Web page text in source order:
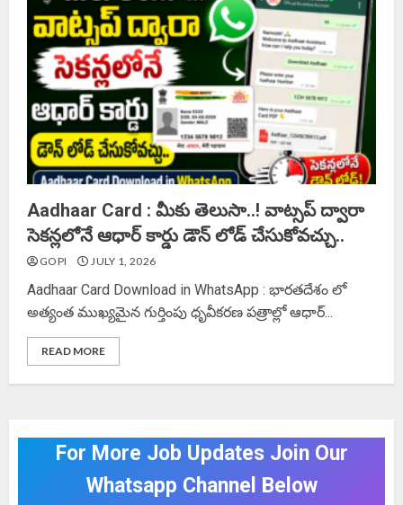
Aadhaar Card : మీకు తెలుసా..! వాట్సప్‌ ద్వారా
సెకన్లలోనే ఆధార్ కార్డు డౌన్ లోడ్ చేసుకోవచ్చు..
GOPI JULY 1, 2026
Aadhaar Card Download in WhatsApp : భారతదేశం లో
అత్యంత ముఖ్యమైన గుర్తింపు ధృవీకరణ పత్రాల్లో ఆధార్...
READ MORE
For More Job Updates Join Our
Whatsapp Channel Below